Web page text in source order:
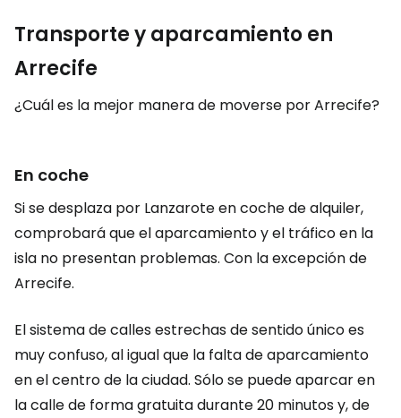
Transporte y aparcamiento en
Arrecife
¿Cuál es la mejor manera de moverse por Arrecife?
En coche
Si se desplaza por Lanzarote en coche de alquiler,
comprobará que el aparcamiento y el tráfico en la
isla no presentan problemas. Con la excepción de
Arrecife.
El sistema de calles estrechas de sentido único es
muy confuso, al igual que la falta de aparcamiento
en el centro de la ciudad. Sólo se puede aparcar en
la calle de forma gratuita durante 20 minutos y, de